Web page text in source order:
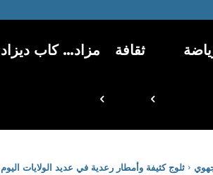
ثقافة مزاد… كاب ديزاد
ثلوج كثيفة وأمطار رعدية في عديد الولايات اليوم